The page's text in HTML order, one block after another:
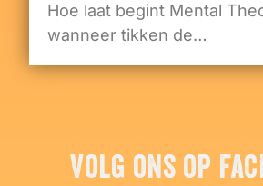
Hoe laat begint Mental
wanneer tikken de…
Volg ons op